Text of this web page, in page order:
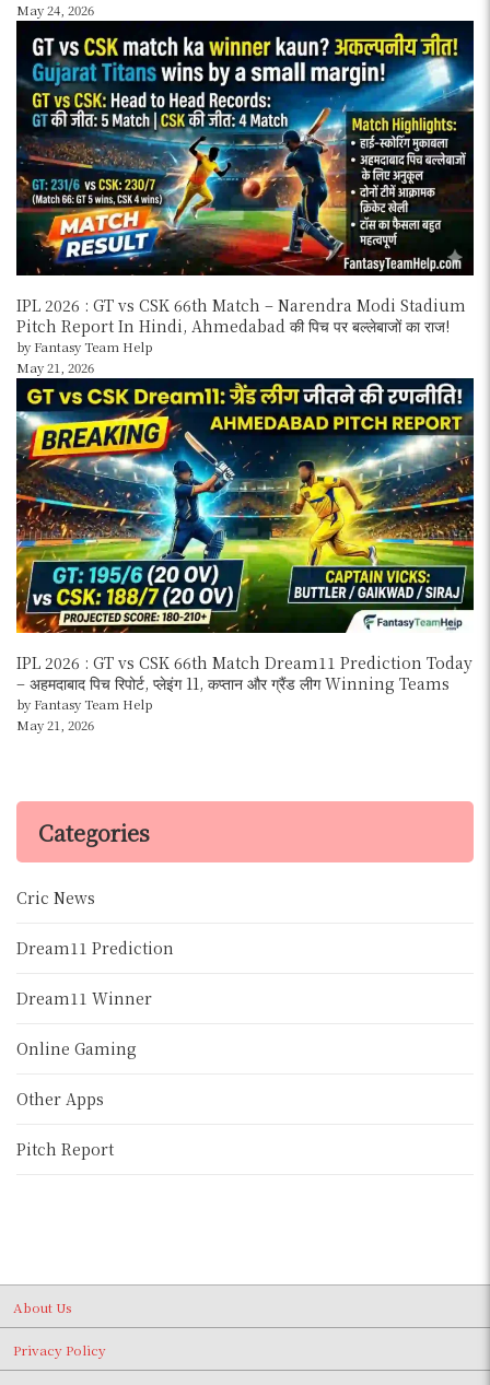
May 24, 2026
IPL 2026 : GT vs CSK 66th Match – Narendra Modi Stadium
Pitch Report In Hindi, Ahmedabad की पिच पर बल्लेबाजों का राज!
by Fantasy Team Help
May 21, 2026
IPL 2026 : GT vs CSK 66th Match Dream11 Prediction Today
– अहमदाबाद पिच रिपोर्ट, प्लेइंग 11, कप्तान और ग्रैंड लीग Winning Teams
by Fantasy Team Help
May 21, 2026
Categories
Cric News
Dream11 Prediction
Dream11 Winner
Online Gaming
Other Apps
Pitch Report
About Us
Privacy Policy